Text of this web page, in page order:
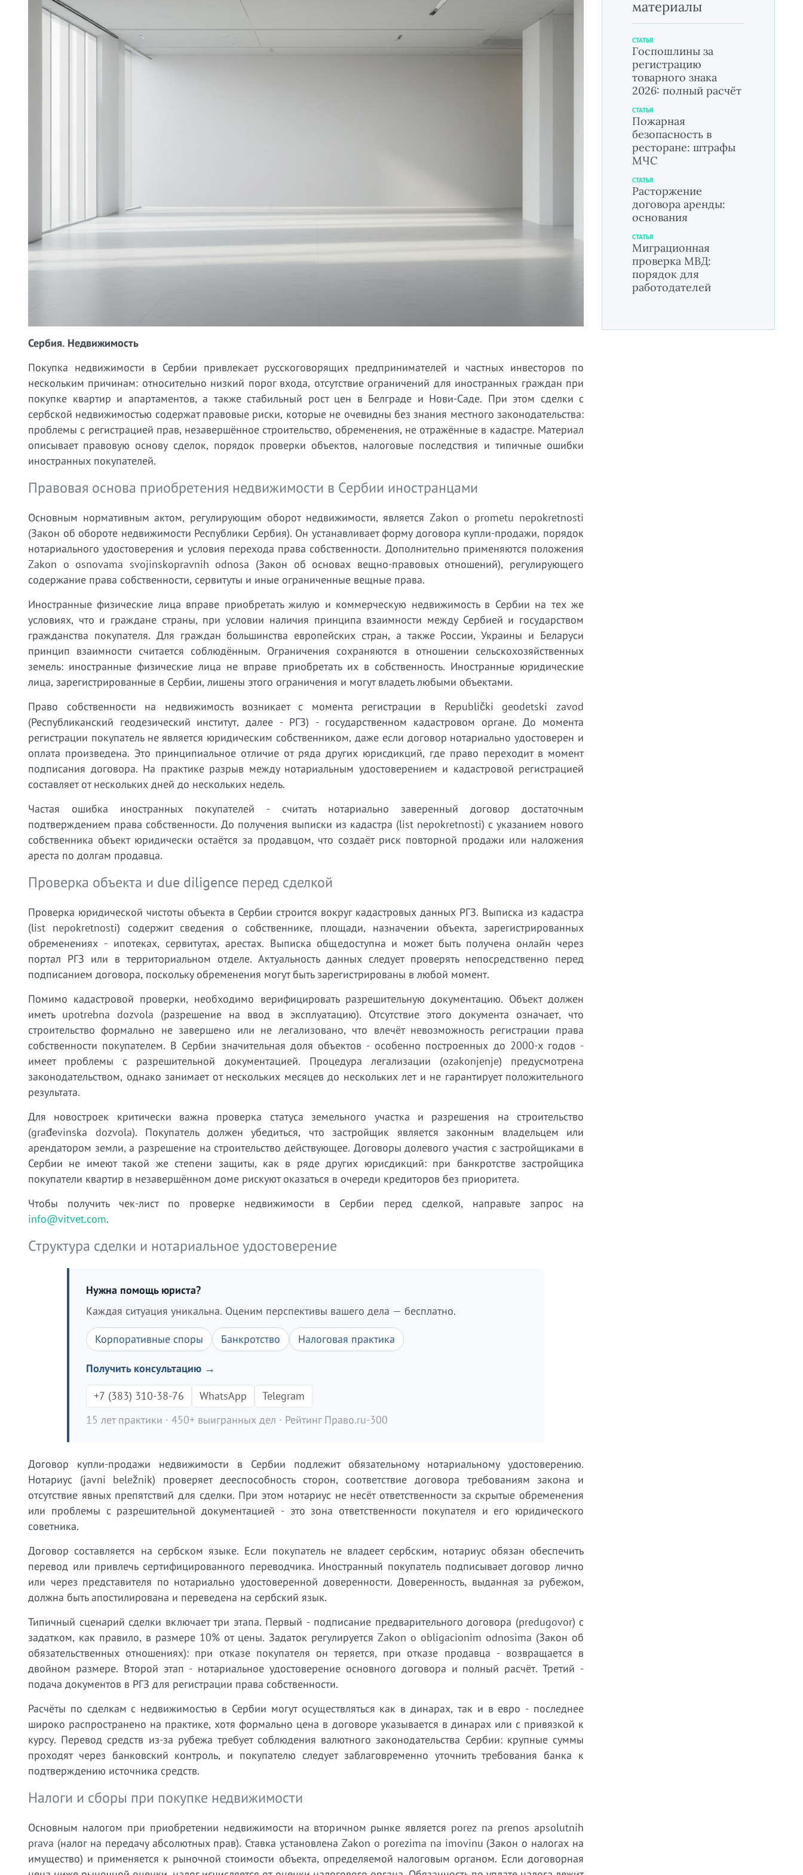
Сербия. Недвижимость
Покупка недвижимости в Сербии привлекает русскоговорящих предпринимателей и частных инвесторов по
нескольким причинам: относительно низкий порог входа, отсутствие ограничений для иностранных граждан при
покупке квартир и апартаментов, а также стабильный рост цен в Белграде и Нови-Саде. При этом сделки с
сербской недвижимостью содержат правовые риски, которые не очевидны без знания местного законодательства:
проблемы с регистрацией прав, незавершённое строительство, обременения, не отражённые в кадастре. Материал
описывает правовую основу сделок, порядок проверки объектов, налоговые последствия и типичные ошибки
иностранных покупателей.
Правовая основа приобретения недвижимости в Сербии иностранцами
Основным нормативным актом, регулирующим оборот недвижимости, является Zakon o prometu nepokretnosti
(Закон об обороте недвижимости Республики Сербия). Он устанавливает форму договора купли-продажи, порядок
нотариального удостоверения и условия перехода права собственности. Дополнительно применяются положения
Zakon o osnovama svojinskopravnih odnosa (Закон об основах вещно-правовых отношений), регулирующего
содержание права собственности, сервитуты и иные ограниченные вещные права.
Иностранные физические лица вправе приобретать жилую и коммерческую недвижимость в Сербии на тех же
условиях, что и граждане страны, при условии наличия принципа взаимности между Сербией и государством
гражданства покупателя. Для граждан большинства европейских стран, а также России, Украины и Беларуси
принцип взаимности считается соблюдённым. Ограничения сохраняются в отношении сельскохозяйственных
земель: иностранные физические лица не вправе приобретать их в собственность. Иностранные юридические
лица, зарегистрированные в Сербии, лишены этого ограничения и могут владеть любыми объектами.
Право собственности на недвижимость возникает с момента регистрации в Republički geodetski zavod
(Республиканский геодезический институт, далее - РГЗ) - государственном кадастровом органе. До момента
регистрации покупатель не является юридическим собственником, даже если договор нотариально удостоверен и
оплата произведена. Это принципиальное отличие от ряда других юрисдикций, где право переходит в момент
подписания договора. На практике разрыв между нотариальным удостоверением и кадастровой регистрацией
составляет от нескольких дней до нескольких недель.
Частая ошибка иностранных покупателей - считать нотариально заверенный договор достаточным
подтверждением права собственности. До получения выписки из кадастра (list nepokretnosti) с указанием нового
собственника объект юридически остаётся за продавцом, что создаёт риск повторной продажи или наложения
ареста по долгам продавца.
Проверка объекта и due diligence перед сделкой
Проверка юридической чистоты объекта в Сербии строится вокруг кадастровых данных РГЗ. Выписка из кадастра
(list nepokretnosti) содержит сведения о собственнике, площади, назначении объекта, зарегистрированных
обременениях - ипотеках, сервитутах, арестах. Выписка общедоступна и может быть получена онлайн через
портал РГЗ или в территориальном отделе. Актуальность данных следует проверять непосредственно перед
подписанием договора, поскольку обременения могут быть зарегистрированы в любой момент.
Помимо кадастровой проверки, необходимо верифицировать разрешительную документацию. Объект должен
иметь upotrebna dozvola (разрешение на ввод в эксплуатацию). Отсутствие этого документа означает, что
строительство формально не завершено или не легализовано, что влечёт невозможность регистрации права
собственности покупателем. В Сербии значительная доля объектов - особенно построенных до 2000-х годов -
имеет проблемы с разрешительной документацией. Процедура легализации (ozakonjenje) предусмотрена
законодательством, однако занимает от нескольких месяцев до нескольких лет и не гарантирует положительного
результата.
Для новостроек критически важна проверка статуса земельного участка и разрешения на строительство
(građevinska dozvola). Покупатель должен убедиться, что застройщик является законным владельцем или
арендатором земли, а разрешение на строительство действующее. Договоры долевого участия с застройщиками в
Сербии не имеют такой же степени защиты, как в ряде других юрисдикций: при банкротстве застройщика
покупатели квартир в незавершённом доме рискуют оказаться в очереди кредиторов без приоритета.
Чтобы получить чек-лист по проверке недвижимости в Сербии перед сделкой, направьте запрос на
info@vitvet.com.
Структура сделки и нотариальное удостоверение
Нужна помощь юриста?
Каждая ситуация уникальна. Оценим перспективы вашего дела — бесплатно.
Корпоративные споры Банкротство Налоговая практика
Получить консультацию →
+7 (383) 310-38-76
WhatsApp
Telegram
15 лет практики · 450+ выигранных дел · Рейтинг Право.ru-300
Договор купли-продажи недвижимости в Сербии подлежит обязательному нотариальному удостоверению.
Нотариус (javni beležnik) проверяет дееспособность сторон, соответствие договора требованиям закона и
отсутствие явных препятствий для сделки. При этом нотариус не несёт ответственности за скрытые обременения
или проблемы с разрешительной документацией - это зона ответственности покупателя и его юридического
советника.
Договор составляется на сербском языке. Если покупатель не владеет сербским, нотариус обязан обеспечить
перевод или привлечь сертифицированного переводчика. Иностранный покупатель подписывает договор лично
или через представителя по нотариально удостоверенной доверенности. Доверенность, выданная за рубежом,
должна быть апостилирована и переведена на сербский язык.
Типичный сценарий сделки включает три этапа. Первый - подписание предварительного договора (predugovor) с
задатком, как правило, в размере 10% от цены. Задаток регулируется Zakon o obligacionim odnosima (Закон об
обязательственных отношениях): при отказе покупателя он теряется, при отказе продавца - возвращается в
двойном размере. Второй этап - нотариальное удостоверение основного договора и полный расчёт. Третий -
подача документов в РГЗ для регистрации права собственности.
Расчёты по сделкам с недвижимостью в Сербии могут осуществляться как в динарах, так и в евро - последнее
широко распространено на практике, хотя формально цена в договоре указывается в динарах или с привязкой к
курсу. Перевод средств из-за рубежа требует соблюдения валютного законодательства Сербии: крупные суммы
проходят через банковский контроль, и покупателю следует заблаговременно уточнить требования банка к
подтверждению источника средств.
Налоги и сборы при покупке недвижимости
Основным налогом при приобретении недвижимости на вторичном рынке является porez na prenos apsolutnih
prava (налог на передачу абсолютных прав). Ставка установлена Zakon o porezima na imovinu (Закон о налогах на
имущество) и применяется к рыночной стоимости объекта, определяемой налоговым органом. Если договорная
материалы
СТАТЬЯ
Госпошлины за
регистрацию
товарного знака
2026: полный расчёт
СТАТЬЯ
Пожарная
безопасность в
ресторане: штрафы
МЧС
СТАТЬЯ
Расторжение
договора аренды:
основания
СТАТЬЯ
Миграционная
проверка МВД:
порядок для
работодателей